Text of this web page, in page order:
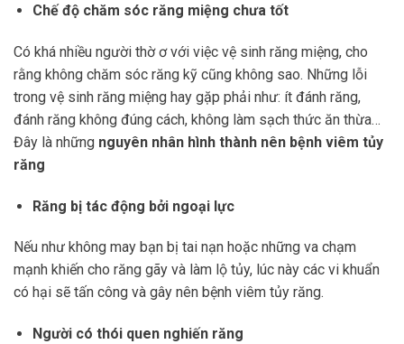
Chế độ chăm sóc răng miệng chưa tốt
Có khá nhiều người thờ ơ với việc vệ sinh răng miệng, cho
rằng không chăm sóc răng kỹ cũng không sao. Những lỗi
trong vệ sinh răng miệng hay gặp phải như: ít đánh răng,
đánh răng không đúng cách, không làm sạch thức ăn thừa…
Đây là những nguyên nhân hình thành nên bệnh viêm tủy
răng
Răng bị tác động bởi ngoại lực
Nếu như không may bạn bị tai nạn hoặc những va chạm
mạnh khiến cho răng gãy và làm lộ tủy, lúc này các vi khuẩn
có hại sẽ tấn công và gây nên bệnh viêm tủy răng.
Người có thói quen nghiến răng